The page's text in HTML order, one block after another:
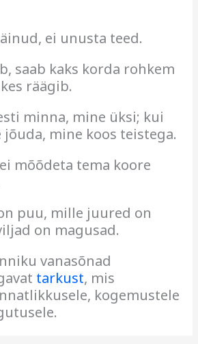
ei unusta teed.
saab kaks korda rohkem
räägib.
minna, mine üksi; kui
mine koos teistega.
mõõdeta tema koore
puu, mille juured on
on magusad.
vanasõnad
tarkust, mis
kogemustele